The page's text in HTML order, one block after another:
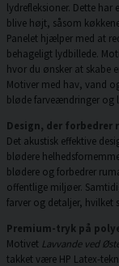
lydrefleksioner. Dette
blive højt, såsom
Panelet hjælper med at
behageligt lydbillede.
hvor du ønsker at skabe
Motiver med hav, vand
bløde farveændringer og
Design, der forbedrer
Det akustisk effektive
blødere
blødere og forbedrer
offentlige miljøer.
farver og detaljer, hvilket
Premium-tryk på
Motivet Lavvande ved
takket være HP Latex-